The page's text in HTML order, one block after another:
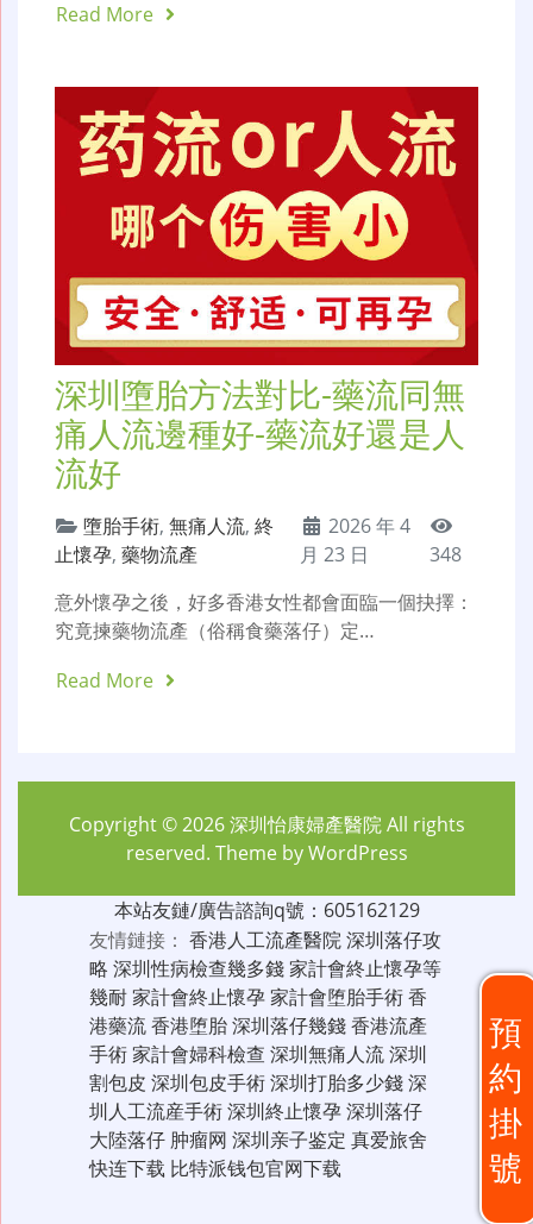
Read More
深圳墮胎方法對比-藥流同無
痛人流邊種好-藥流好還是人
流好
墮胎手術, 無痛人流, 終
止懷孕, 藥物流產
2026 年 4
月 23 日
348
意外懷孕之後，好多香港女性都會面臨一個抉擇：
究竟揀藥物流產（俗稱食藥落仔）定…
Read More
預
約
掛
號
Copyright © 2026深圳怡康婦產醫院All rights
reserved. Theme byWordPress
本站友鏈/廣告諮詢q號：605162129
友情鏈接： 香港人工流產醫院深圳落仔攻
略 深圳性病檢查幾多錢家計會終止懷孕等
幾耐家計會終止懷孕家計會堕胎手術香
港藥流香港堕胎深圳落仔幾錢香港流產
手術家計會婦科檢查 深圳無痛人流深圳
割包皮 深圳包皮手術深圳打胎多少錢深
圳人工流産手術深圳終止懷孕深圳落仔
大陸落仔 肿瘤网 深圳亲子鉴定 真爱旅舍
快连下载 比特派钱包官网下载